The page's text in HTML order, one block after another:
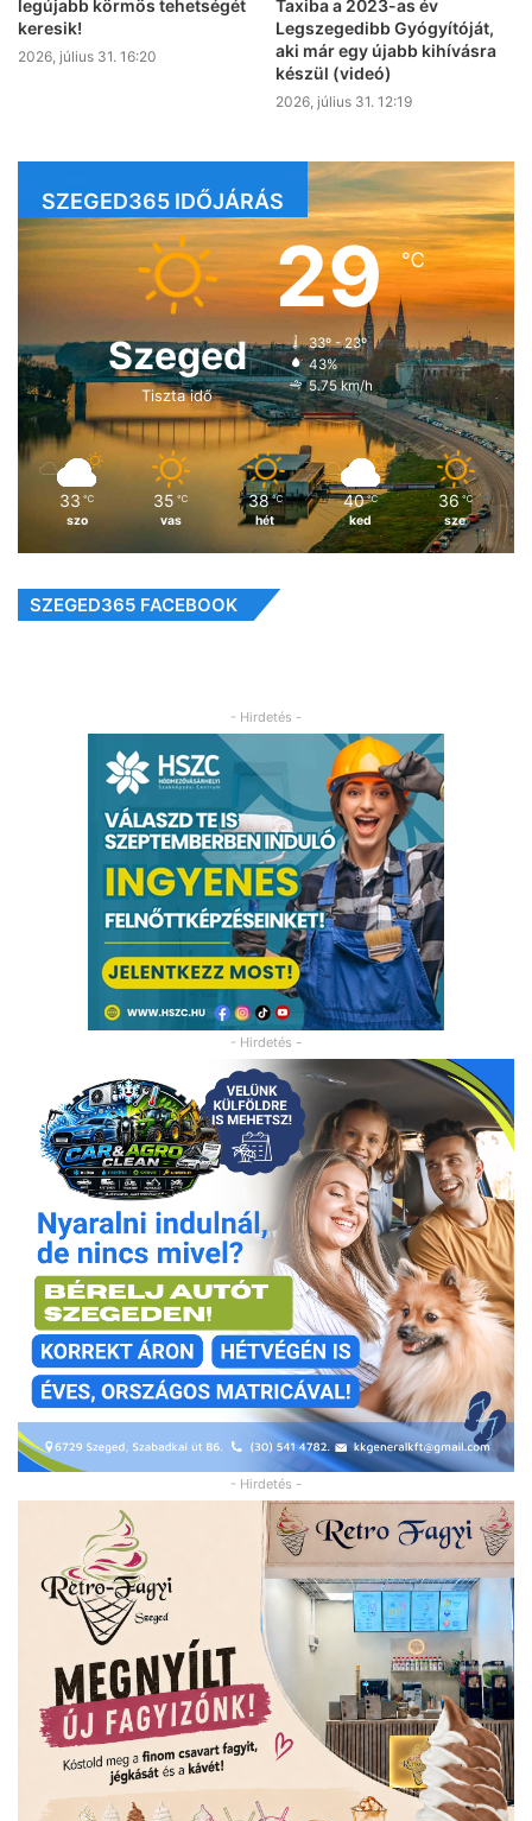
legújabb körmös tehetségét
keresik!
2026, július 31. 16:20
Taxiba a 2023-as év
Legszegedibb Gyógyítóját,
aki már egy újabb kihívásra
készül (videó)
2026, július 31. 12:19
SZEGED365 IDŐJÁRÁS
Szeged
Tiszta idő
29℃
33º - 23º
43%
5.75 km/h
33 ℃
szo
35 ℃
vas
38 ℃
hét
40 ℃
ked
36 ℃
sze
SZEGED365 FACEBOOK
- Hirdetés -
- Hirdetés -
- Hirdetés -